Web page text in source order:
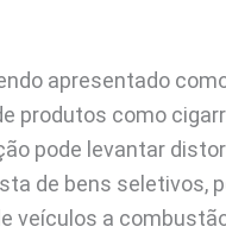
apresentado
produtos como
pode levantar
de bens seletivos,
veículos a